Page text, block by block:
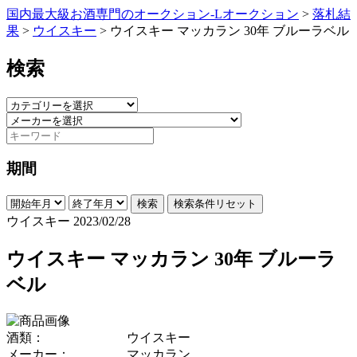
国内最大級お酒専門のオークション-Lオークション > 落札結
果 > ウイスキー > ウイスキー マッカラン 30年 ブルーラベル
検索
期間
検索 検索条件リセット
ウイスキー 2023/02/28
ウイスキー マッカラン 30年 ブルーラ
ベル
酒類：
ウイスキー
メーカー：
マッカラン